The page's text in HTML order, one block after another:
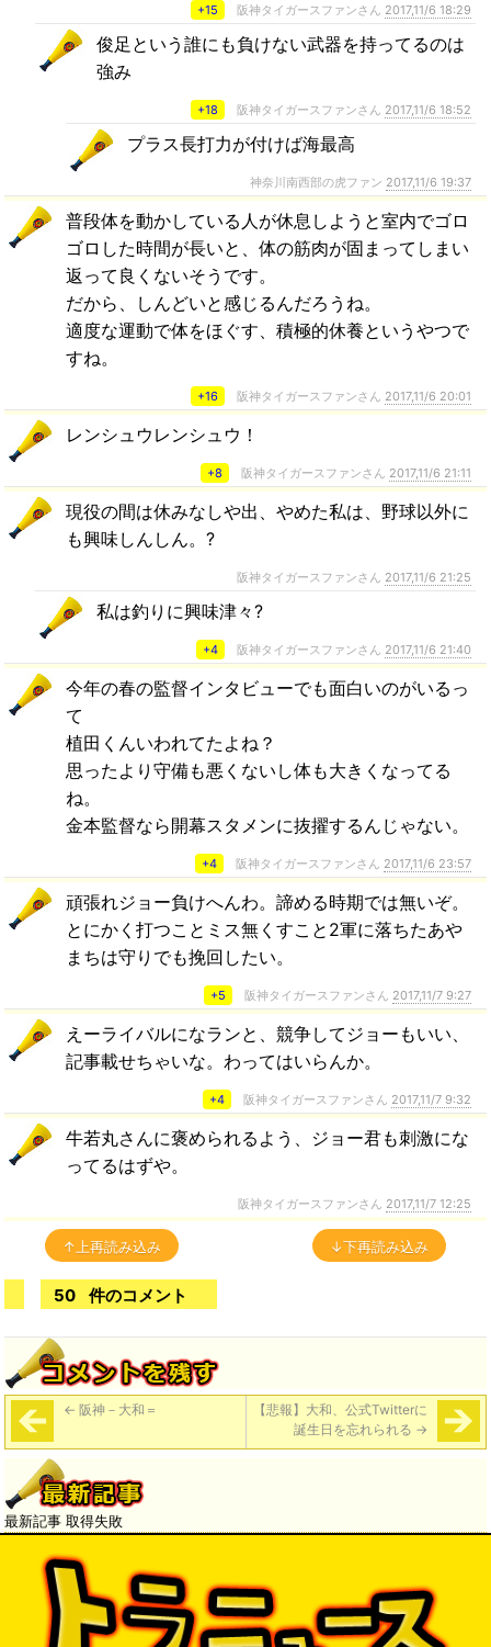
+15 阪神タイガースファンさん 2017,11/6 18:29
俊足という誰にも負けない武器を持ってるのは
強み
+18 阪神タイガースファンさん 2017,11/6 18:52
プラス長打力が付けば海最高
神奈川南西部の虎ファン 2017,11/6 19:37
普段体を動かしている人が休息しようと室内でゴロ
ゴロした時間が長いと、体の筋肉が固まってしまい
返って良くないそうです。
だから、しんどいと感じるんだろうね。
適度な運動で体をほぐす、積極的休養というやつで
すね。
+16 阪神タイガースファンさん 2017,11/6 20:01
レンシュウレンシュウ！
+8 阪神タイガースファンさん 2017,11/6 21:11
現役の間は休みなしや出、やめた私は、野球以外に
も興味しんしん。?
阪神タイガースファンさん 2017,11/6 21:25
私は釣りに興味津々?
+4 阪神タイガースファンさん 2017,11/6 21:40
今年の春の監督インタビューでも面白いのがいるっ
て
植田くんいわれてたよね？
思ったより守備も悪くないし体も大きくなってる
ね。
金本監督なら開幕スタメンに抜擢するんじゃない。
+4 阪神タイガースファンさん 2017,11/6 23:57
頑張れジョー負けへんわ。諦める時期では無いぞ。
とにかく打つことミス無くすこと2軍に落ちたあや
まちは守りでも挽回したい。
+5 阪神タイガースファンさん 2017,11/7 9:27
えーライバルになランと、競争してジョーもいい、
記事載せちゃいな。わってはいらんか。
+4 阪神タイガースファンさん 2017,11/7 9:32
牛若丸さんに褒められるよう、ジョー君も刺激にな
ってるはずや。
阪神タイガースファンさん 2017,11/7 12:25
↑上再読み込み ↓下再読み込み
50 件のコメント
← 阪神－大和＝
【悲報】大和、公式Twitterに
誕生日を忘れられる →
最新記事 取得失敗